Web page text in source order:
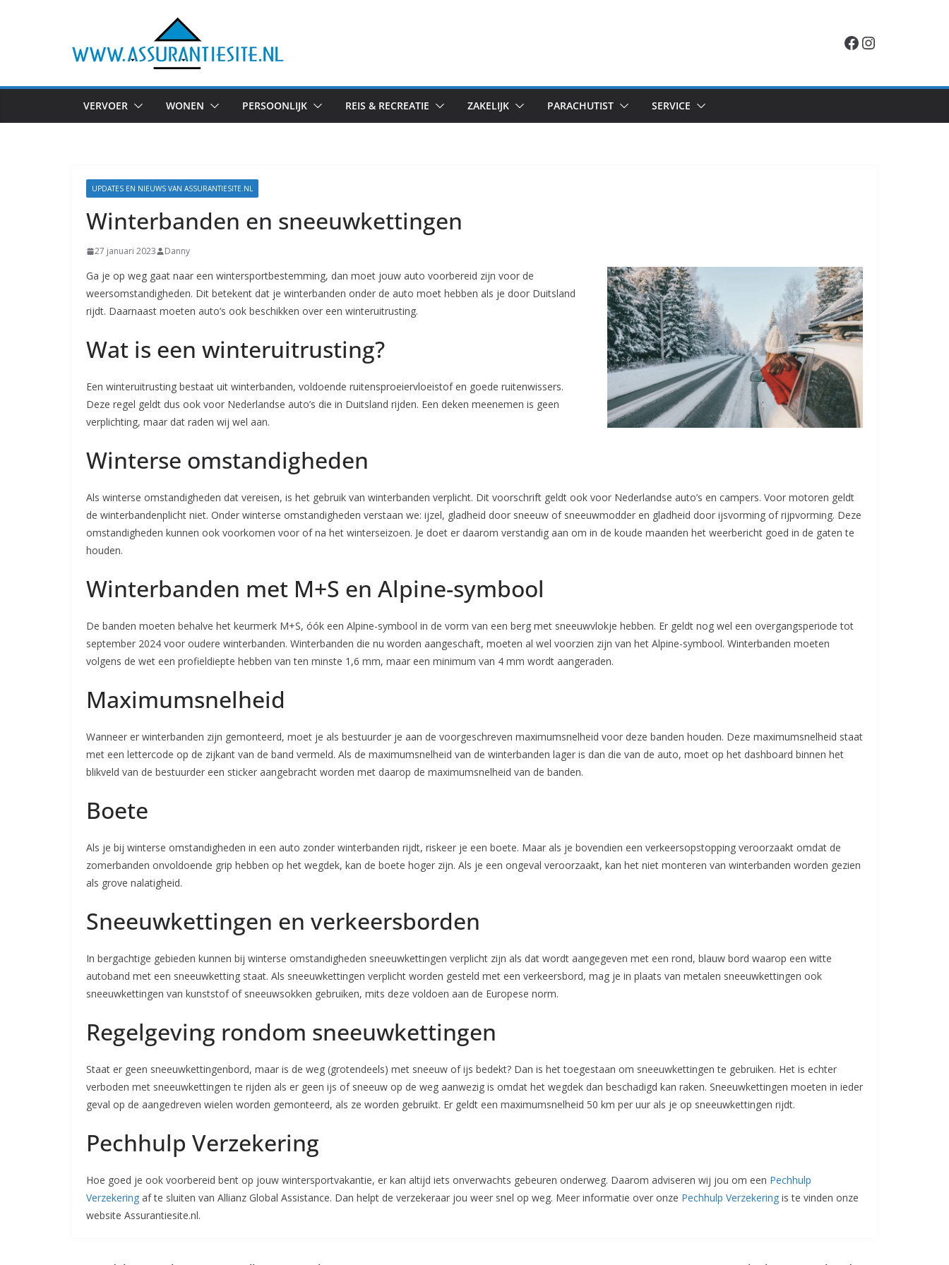
Facebook
Instagram
VERVOER WONEN PERSOONLIJK REIS & RECREATIE ZAKELIJK PARACHUTIST SERVICE
UPDATES EN NIEUWS VAN ASSURANTIESITE.NL
Winterbanden en sneeuwkettingen
27 januari 2023 Danny
Ga je op weg gaat naar een wintersportbestemming, dan moet jouw auto voorbereid zijn voor de
weersomstandigheden. Dit betekent dat je winterbanden onder de auto moet hebben als je door Duitsland
rijdt. Daarnaast moeten auto’s ook beschikken over een winteruitrusting.
Wat is een winteruitrusting?
Een winteruitrusting bestaat uit winterbanden, voldoende ruitensproeiervloeistof en goede ruitenwissers.
Deze regel geldt dus ook voor Nederlandse auto’s die in Duitsland rijden. Een deken meenemen is geen
verplichting, maar dat raden wij wel aan.
Winterse omstandigheden
Als winterse omstandigheden dat vereisen, is het gebruik van winterbanden verplicht. Dit voorschrift geldt ook voor Nederlandse auto’s en campers. Voor motoren geldt
de winterbandenplicht niet. Onder winterse omstandigheden verstaan we: ijzel, gladheid door sneeuw of sneeuwmodder en gladheid door ijsvorming of rijpvorming. Deze
omstandigheden kunnen ook voorkomen voor of na het winterseizoen. Je doet er daarom verstandig aan om in de koude maanden het weerbericht goed in de gaten te
houden.
Winterbanden met M+S en Alpine-symbool
De banden moeten behalve het keurmerk M+S, óók een Alpine-symbool in de vorm van een berg met sneeuwvlokje hebben. Er geldt nog wel een overgangsperiode tot
september 2024 voor oudere winterbanden. Winterbanden die nu worden aangeschaft, moeten al wel voorzien zijn van het Alpine-symbool. Winterbanden moeten
volgens de wet een profieldiepte hebben van ten minste 1,6 mm, maar een minimum van 4 mm wordt aangeraden.
Maximumsnelheid
Wanneer er winterbanden zijn gemonteerd, moet je als bestuurder je aan de voorgeschreven maximumsnelheid voor deze banden houden. Deze maximumsnelheid staat
met een lettercode op de zijkant van de band vermeld. Als de maximumsnelheid van de winterbanden lager is dan die van de auto, moet op het dashboard binnen het
blikveld van de bestuurder een sticker aangebracht worden met daarop de maximumsnelheid van de banden.
Boete
Als je bij winterse omstandigheden in een auto zonder winterbanden rijdt, riskeer je een boete. Maar als je bovendien een verkeersopstopping veroorzaakt omdat de
zomerbanden onvoldoende grip hebben op het wegdek, kan de boete hoger zijn. Als je een ongeval veroorzaakt, kan het niet monteren van winterbanden worden gezien
als grove nalatigheid.
Sneeuwkettingen en verkeersborden
In bergachtige gebieden kunnen bij winterse omstandigheden sneeuwkettingen verplicht zijn als dat wordt aangegeven met een rond, blauw bord waarop een witte
autoband met een sneeuwketting staat. Als sneeuwkettingen verplicht worden gesteld met een verkeersbord, mag je in plaats van metalen sneeuwkettingen ook
sneeuwkettingen van kunststof of sneeuwsokken gebruiken, mits deze voldoen aan de Europese norm.
Regelgeving rondom sneeuwkettingen
Staat er geen sneeuwkettingenbord, maar is de weg (grotendeels) met sneeuw of ijs bedekt? Dan is het toegestaan om sneeuwkettingen te gebruiken. Het is echter
verboden met sneeuwkettingen te rijden als er geen ijs of sneeuw op de weg aanwezig is omdat het wegdek dan beschadigd kan raken. Sneeuwkettingen moeten in ieder
geval op de aangedreven wielen worden gemonteerd, als ze worden gebruikt. Er geldt een maximumsnelheid 50 km per uur als je op sneeuwkettingen rijdt.
Pechhulp Verzekering
Hoe goed je ook voorbereid bent op jouw wintersportvakantie, er kan altijd iets onverwachts gebeuren onderweg. Daarom adviseren wij jou om een Pechhulp
Verzekering af te sluiten van Allianz Global Assistance. Dan helpt de verzekeraar jou weer snel op weg. Meer informatie over onze Pechhulp Verzekering is te vinden onze
website Assurantiesite.nl.